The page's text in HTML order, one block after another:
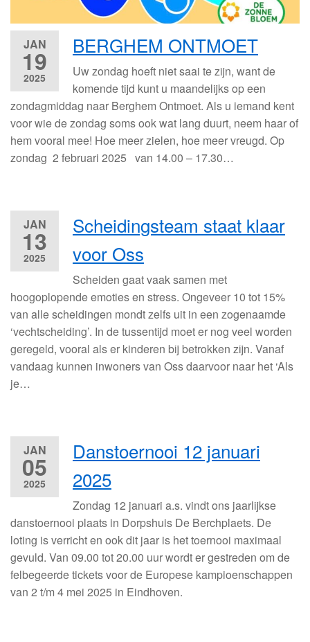
JAN
19
2025
BERGHEM ONTMOET
Uw zondag hoeft niet saai te zijn, want de
komende tijd kunt u maandelijks op een
zondagmiddag naar Berghem Ontmoet. Als u iemand kent
voor wie de zondag soms ook wat lang duurt, neem haar of
hem vooral mee! Hoe meer zielen, hoe meer vreugd. Op
zondag 2 februari 2025 van 14.00 – 17.30…
JAN
13
2025
Scheidingsteam staat klaar
voor Oss
Scheiden gaat vaak samen met
hoogoplopende emoties en stress. Ongeveer 10 tot 15%
van alle scheidingen mondt zelfs uit in een zogenaamde
‘vechtscheiding’. In de tussentijd moet er nog veel worden
geregeld, vooral als er kinderen bij betrokken zijn. Vanaf
vandaag kunnen inwoners van Oss daarvoor naar het ‘Als
je…
JAN
05
2025
Danstoernooi 12 januari
2025
Zondag 12 januari a.s. vindt ons jaarlijkse
danstoernooi plaats in Dorpshuis De Berchplaets. De
loting is verricht en ook dit jaar is het toernooi maximaal
gevuld. Van 09.00 tot 20.00 uur wordt er gestreden om de
felbegeerde tickets voor de Europese kampioenschappen
van 2 t/m 4 mei 2025 in Eindhoven.